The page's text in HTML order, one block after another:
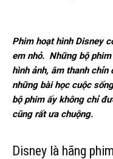
Phim hoạt hình Disney
em nhỏ. Những bộ
hình ảnh, âm thanh
những bài học cuộc
bộ phim ấy không chỉ
cũng rất ưa chuộng.
Disney là hãng